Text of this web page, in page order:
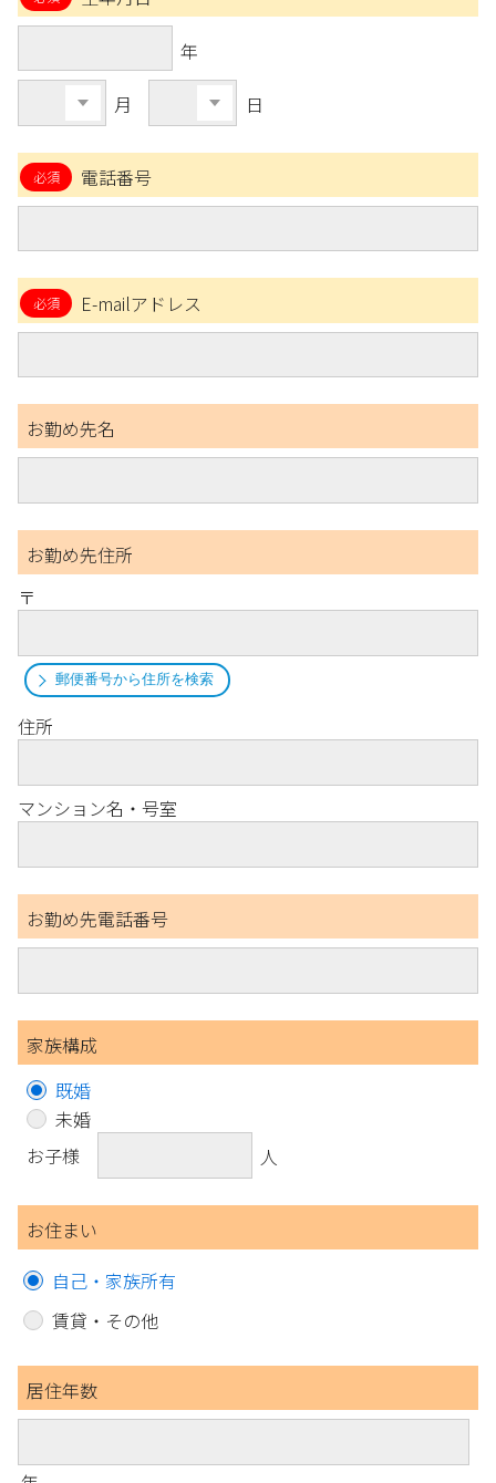
年
月 日
電話番号
E-mailアドレス
お勤め先名
お勤め先住所
〒
郵便番号から住所を検索
住所
マンション名・号室
お勤め先電話番号
家族構成
既婚
未婚
お子様
人
お住まい
自己・家族所有
賃貸・その他
居住年数